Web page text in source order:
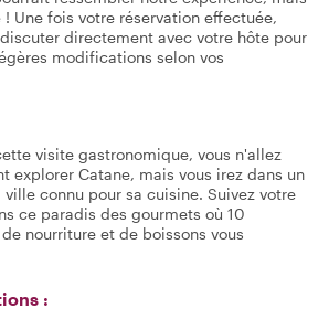
Une fois votre réservation effectuée,
directement avec votre hôte pour
modifications selon vos
visite gastronomique, vous n'allez
explorer Catane, mais vous irez dans un
connu pour sa cuisine. Suivez votre
ce paradis des gourmets où 10
nourriture et de boissons vous
: